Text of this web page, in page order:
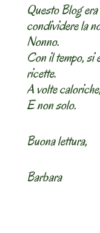
Questo Blog
condividere la
Nonno.
Con il tempo, si
ricette.
A volte
E non solo.
Buona lettura,
Barbara